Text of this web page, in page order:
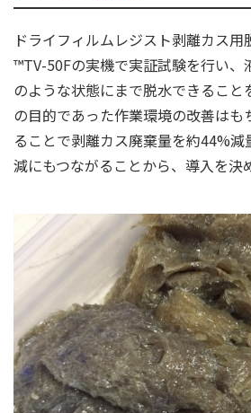
ドライフィルムレジスト剥離カス用
™TV-50Fの実機で実証試験を行い、
のような状態にまで脱水できること
の目的であった作業環境の改善はも
ることで剥離カス廃棄量を約44%減
減にもつながることから、導入を決